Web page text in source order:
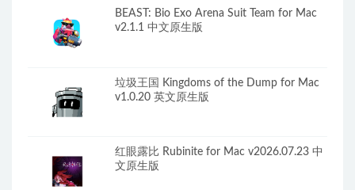
BEAST: Bio Exo Arena Suit Team for Mac
v2.1.1 中文原生版
垃圾王国 Kingdoms of the Dump for Mac
v1.0.20 英文原生版
红眼露比 Rubinite for Mac v2026.07.23 中
文原生版